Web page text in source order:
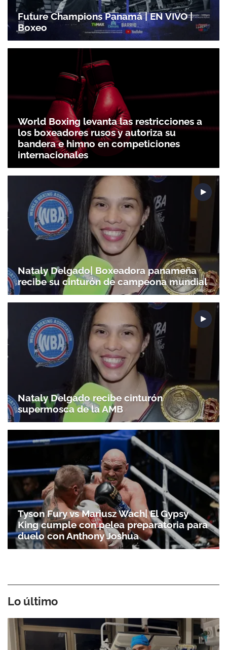
Gracias por suscribirte a nuestro boletín.
Future Champions Panamá | EN VIVO |
Boxeo
World Boxing levanta las restricciones a
los boxeadores rusos y autoriza su
bandera e himno en competiciones
internacionales
Nataly Delgado| Boxeadora panameña
recibe su cinturón de campeona mundial
Nataly Delgado recibe cinturón
supermosca de la AMB
Tyson Fury vs Mariusz Wach| El Gypsy
King cumple con pelea preparatoria para
duelo con Anthony Joshua
Lo último